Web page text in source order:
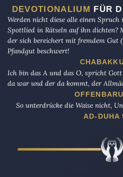
DEVOTIONALIUM FÜR
Werden nicht diese alle einen
Spottlied in Rätseln auf ihn dichten?
der sich bereichert mit fremdem Gut
Pfandgut beschwert!
Ich bin das A und das O, spricht
da war und der da kommt, der
So unterdrücke die Waise nicht,
AD-DUHA